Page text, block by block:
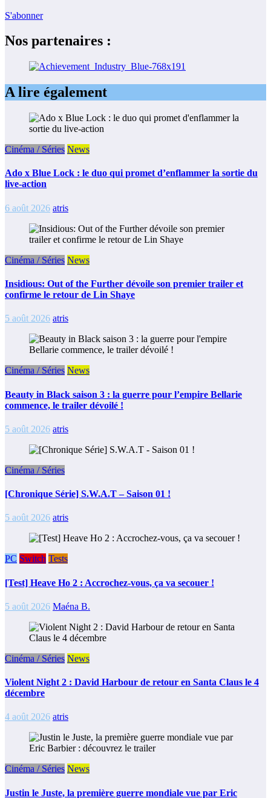
S'abonner
Nos partenaires :
A lire également
Cinéma / Séries News
Ado x Blue Lock : le duo qui promet d’enflammer la sortie du
live-action
6 août 2026 atris
Cinéma / Séries News
Insidious: Out of the Further dévoile son premier trailer et
confirme le retour de Lin Shaye
5 août 2026 atris
Cinéma / Séries News
Beauty in Black saison 3 : la guerre pour l’empire Bellarie
commence, le trailer dévoilé !
5 août 2026 atris
Cinéma / Séries
[Chronique Série] S.W.A.T – Saison 01 !
5 août 2026 atris
PC Switch Tests
[Test] Heave Ho 2 : Accrochez-vous, ça va secouer !
5 août 2026 Maéna B.
Cinéma / Séries News
Violent Night 2 : David Harbour de retour en Santa Claus le 4
décembre
4 août 2026 atris
Cinéma / Séries News
Justin le Juste, la première guerre mondiale vue par Eric